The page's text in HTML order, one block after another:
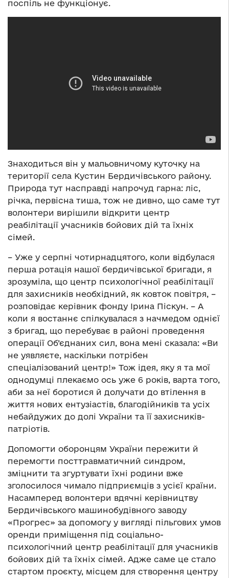
поспіль не функціонує.
Знаходиться він у мальовничому куточку на
території села Кустин Бердичівського району.
Природа тут насправді напрочуд гарна: ліс,
річка, первісна тиша, тож не дивно, що саме тут
волонтери вирішили відкрити центр
реабілітації учасників бойових дій та їхніх
сімей.
– Уже у серпні чотирнадцятого, коли відбулася
перша ротація нашої бердичівської бригади, я
зрозуміла, що центр психологічної реабілітації
для захисників необхідний, як ковток повітря, –
розповідає керівник фонду Ірина Піскун. – А
коли я востаннє спілкувалася з начмедом однієї
з бригад, що перебуває в районі проведення
операції Об’єднаних сил, вона мені сказала: «Ви
не уявляєте, наскільки потрібен
спеціалізований центр!» Тож ідея, яку я та мої
однодумці плекаємо ось уже 6 років, варта того,
аби за неї боротися й долучати до втілення в
життя нових ентузіастів, благодійників та усіх
небайдужих до долі України та її захисників-
патріотів.
Допомогти оборонцям України пережити й
перемогти посттравматичний синдром,
зміцнити та згуртувати їхні родини вже
зголосилося чимало підприємців з усієї країни.
Насамперед волонтери вдячні керівництву
Бердичівського машинобудівного заводу
«Прогрес» за допомогу у вигляді пільгових умов
оренди приміщення під соціально-
психологічний центр реабілітації для учасників
бойових дій та їхніх сімей. Адже саме це стало
стартом проєкту, місцем для створення центру